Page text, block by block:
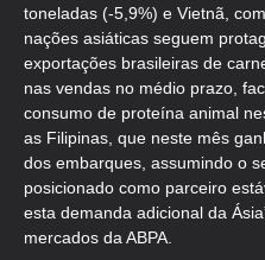
toneladas (-5,9%) e Vietnã,
nações asiáticas seguem
exportações brasileiras de
nas vendas no médio prazo,
consumo de proteína animal
as Filipinas, que neste mês
dos embarques, assumindo o
posicionado como parceiro
esta demanda adicional da
mercados da ABPA.